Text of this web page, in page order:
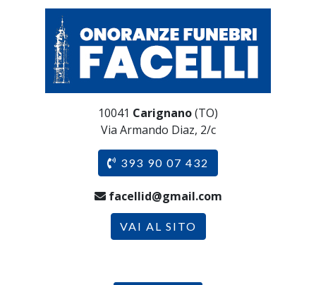
10041 Carignano(TO)
Via Armando Diaz, 2/c
393 90 07 432
facellid@gmail.com
VAI AL SITO